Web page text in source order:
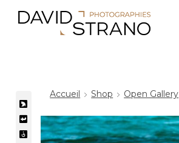
Accueil Shop Open Gallery